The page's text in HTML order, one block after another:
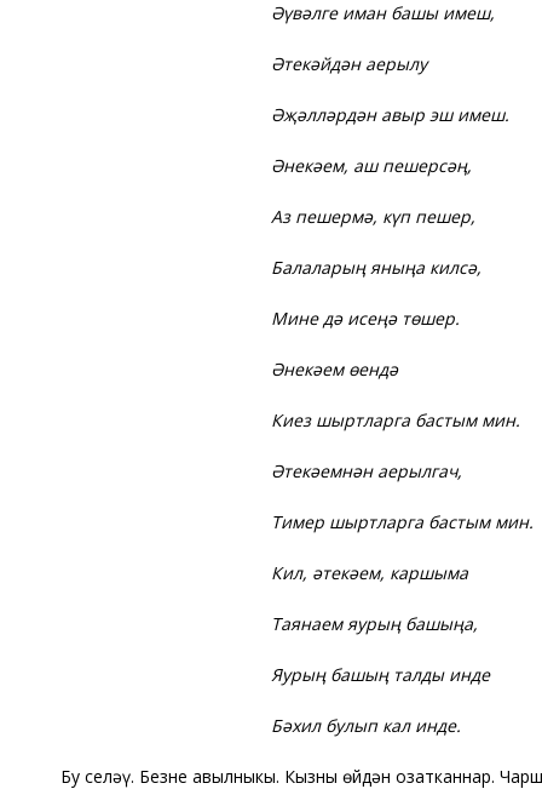
Әүвәлге иман башы имеш,
Әтекәйдән аерылу
Әҗәлләрдән авыр эш имеш.
Әнекәем, аш пешерсәң,
Аз пешермә, күп пешер,
Балаларың яныңа килсә,
Мине дә исеңә төшер.
Әнекәем өендә
Киез шыртларга бастым мин.
Әтекәемнән аерылгач,
Тимер шыртларга бастым мин.
Кил, әтекәем, каршыма
Таянаем яурың башыңа,
Яурың башың талды инде
Бәхил булып кал инде.
Бу сеңләү. Безнең авылныкы. Кызны өйдән озатканнар.